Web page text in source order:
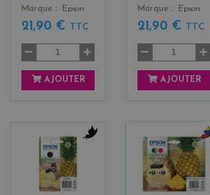
Marque
Epson
21,90 € TTC
AJOUTER
Marque
Epson
21,90 € TTC
AJOUTER
b
l
a
c